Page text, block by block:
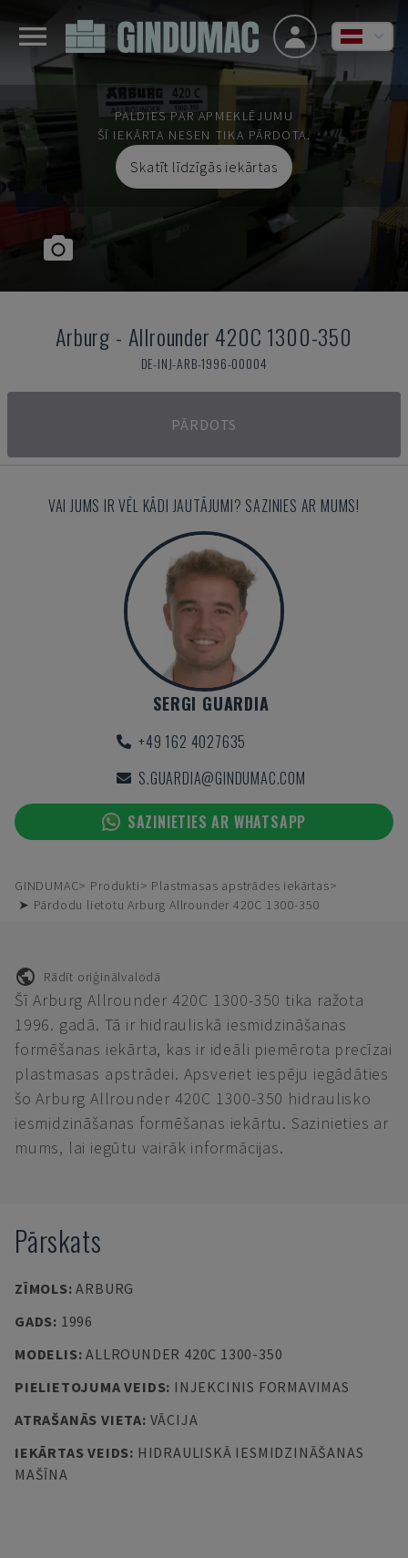
PALDIES PAR APMEKLĒJUMU
ŠĪ IEKĀRTA NESEN TIKA PĀRDOTA.
Skatīt līdzīgās iekārtas
Arburg - Allrounder 420C 1300-350
DE-INJ-ARB-1996-00004
PĀRDOTS
VAI JUMS IR VĒL KĀDI JAUTĀJUMI? SAZINIES AR MUMS!
SERGI GUARDIA
+49 162 4027635
S.GUARDIA@GINDUMAC.COM
SAZINIETIES AR WHATSAPP
GINDUMAC Produkti
Plastmasas apstrādes iekārtas
➤ Pārdodu lietotu Arburg Allrounder 420C 1300-350
Rādīt oriģinālvalodā
Šī Arburg Allrounder 420C 1300-350 tika ražota
1996. gadā. Tā ir hidrauliskā iesmidzināšanas
formēšanas iekārta, kas ir ideāli piemērota precīzai
plastmasas apstrādei. Apsveriet iespēju iegādāties
šo Arburg Allrounder 420C 1300-350 hidraulisko
iesmidzināšanas formēšanas iekārtu. Sazinieties ar
mums, lai iegūtu vairāk informācijas.
Pārskats
ZĪMOLS:ARBURG
GADS: 1996
MODELIS:ALLROUNDER 420C 1300-350
PIELIETOJUMA VEIDS: INJEKCINIS FORMAVIMAS
ATRAŠANĀS VIETA: VĀCIJA
IEKĀRTAS VEIDS: HIDRAULISKĀ IESMIDZINĀŠANAS
MAŠĪNA